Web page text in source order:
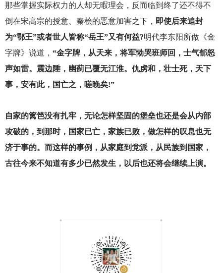
那些掌握实际权力的人却无暇理会，反而临到终了还不得不
倒在宋高宗的授意、秦桧的恶意加害之下， 即使后来追封
为“鄂王”或者世人皆称“岳王”又有何益?明代李东阳所做《金
字牌》说道， “金字牌，从天来，将军恸哭班师回，士气郁怒
声如雷。震边陲，幽蓟已覆无江淮。仇虏和，壮士死，天下
事，安有此，国亡之，嗟晚矣!”
自家的篱笆没有扎牢，无论怎样坚固的堡垒也还是会从内部
攻破的，到那时，国家已亡，家族已败，做怎样的叹息也无
济于事的。而这样的事例，从家庭到党派，从民族到国家，
古往今来不知道有多少已然发生，以后也还将会继续上演。